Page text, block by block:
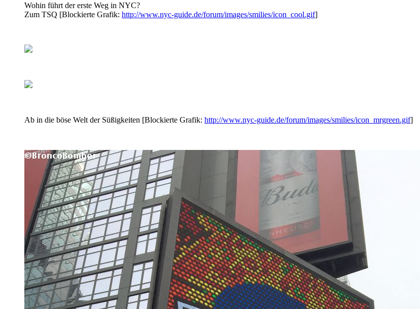
Wohin führt der erste Weg in NYC?
Zum TSQ [Blockierte Grafik: http://www.nyc-guide.de/forum/images/smilies/icon_cool.gif]
Ab in die böse Welt der Süßigkeiten [Blockierte Grafik: http://www.nyc-guide.de/forum/images/smilies/icon_mrgreen.gif]